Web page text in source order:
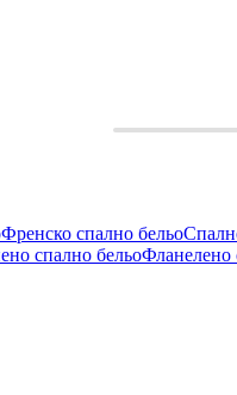
Френско спално бельо
спално бельоФланелено